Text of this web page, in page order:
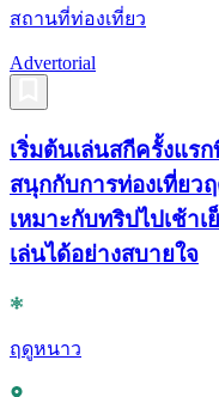
สถานที่ท่องเที่ยว
Advertorial
เริ่มต้นเล่นสกีครั้งแร
สนุกกับการท่องเที่ยว
เหมาะกับทริปไปเช้า
เล่นได้อย่างสบายใจ
ฤดูหนาว